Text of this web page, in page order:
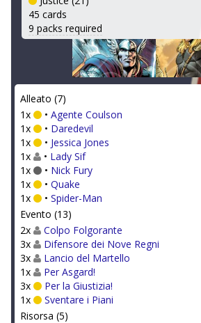
45 cards
9 packs required
Alleato (7)
1x
• Agente Coulson
1x
• Daredevil
1x
• Jessica Jones
1x
• Lady Sif
1x
• Nick Fury
1x
• Quake
1x
• Spider-Man
Evento (13)
2x
Colpo Folgorante
3x
Difensore dei Nove Regni
3x
Lancio del Martello
1x
Per Asgard!
3x
Per la Giustizia!
1x
Sventare i Piani
Risorsa (5)